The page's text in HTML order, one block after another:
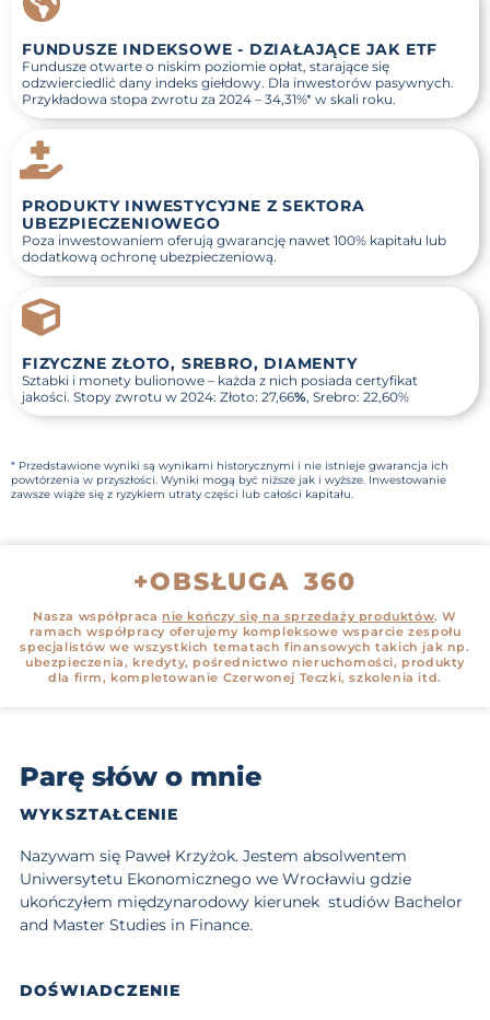
FUNDUSZE INDEKSOWE - DZIAŁAJĄCE JAK ETF
Fundusze otwarte o niskim poziomie opłat, starające się
odzwierciedlić dany indeks giełdowy. Dla inwestorów pasywnych.
Przykładowa stopa zwrotu za 2024 – 34,31%* w skali roku.
PRODUKTY INWESTYCYJNE Z SEKTORA
UBEZPIECZENIOWEGO
Poza inwestowaniem oferują gwarancję nawet 100% kapitału lub
dodatkową ochronę ubezpieczeniową.
FIZYCZNE ZŁOTO, SREBRO, DIAMENTY
Sztabki i monety bulionowe – każda z nich posiada certyfikat
jakości. Stopy zwrotu w 2024: Złoto: 27,66%, Srebro: 22,60%
* Przedstawione wyniki są wynikami historycznymi i nie istnieje gwarancja ich
powtórzenia w przyszłości. Wyniki mogą być niższe jak i wyższe. Inwestowanie
zawsze wiąże się z ryzykiem utraty części lub całości kapitału.
+OBSŁUGA 360
Nasza współpraca nie kończy się na sprzedaży produktów. W
ramach współpracy oferujemy kompleksowe wsparcie zespołu
specjalistów we wszystkich tematach finansowych takich jak np.
ubezpieczenia, kredyty, pośrednictwo nieruchomości, produkty
dla firm, kompletowanie Czerwonej Teczki, szkolenia itd.
Parę słów o mnie
WYKSZTAŁCENIE
Nazywam się Paweł Krzyżok. Jestem absolwentem
Uniwersytetu Ekonomicznego we Wrocławiu gdzie
ukończyłem międzynarodowy kierunek studiów Bachelor
and Master Studies in Finance.
DOŚWIADCZENIE